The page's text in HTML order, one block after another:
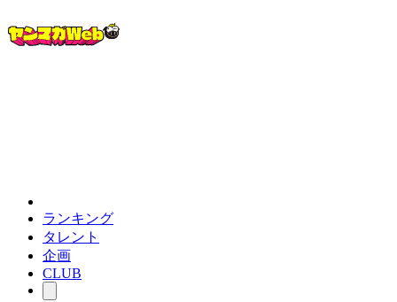
ランキング
タレント
企画
CLUB